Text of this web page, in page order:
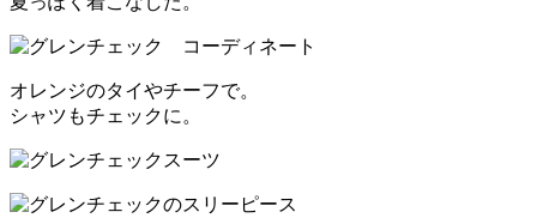
オレンジのタイやチーフで。
シャツもチェックに。